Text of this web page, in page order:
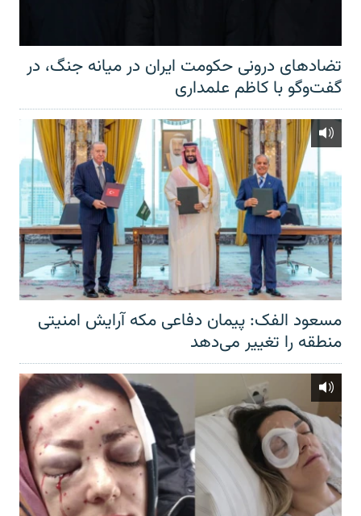
تضادهای درونی حکومت ایران در میانه جنگ، در
گفت‌‌وگو با کاظم علمداری
مسعود الفک: پیمان دفاعی مکه آرایش امنیتی
منطقه را تغییر می‌دهد